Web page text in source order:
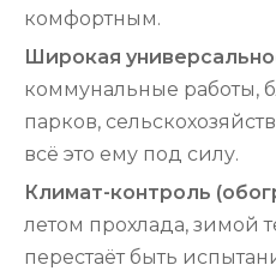
комфортным.
Широкая
коммунальные работы,
парков,
всё это ему под силу.
Климат-контроль
летом прохлада, зимой
перестаёт быть